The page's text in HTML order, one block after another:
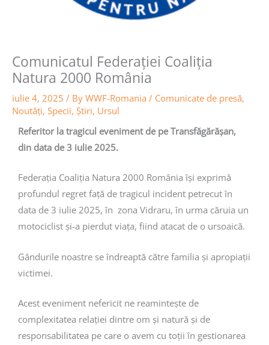
Comunicatul Federației Coaliția
Natura 2000 România
iulie 4, 2025 / By WWF-Romania / Comunicate de presă,
Noutăţi, Specii, Știri, Ursul
Referitor la tragicul eveniment de pe Transfăgărășan,
din data de 3 iulie 2025.
Federația Coaliția Natura 2000 România își exprimă
profundul regret față de tragicul incident petrecut în
data de 3 iulie 2025, în zona Vidraru, în urma căruia un
motociclist și-a pierdut viața, fiind atacat de o ursoaică.
Gândurile noastre se îndreaptă către familia și apropiații
victimei.
Acest eveniment nefericit ne reamintește de
complexitatea relației dintre om și natură și de
responsabilitatea pe care o avem cu toții în gestionarea